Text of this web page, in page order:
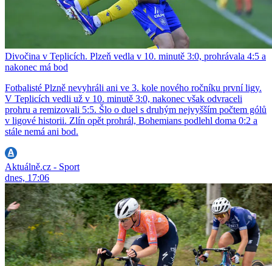
Divočina v Teplicích. Plzeň vedla v 10. minutě 3:0, prohrávala 4:5 a
nakonec má bod
Fotbalisté Plzně nevyhráli ani ve 3. kole nového ročníku první ligy.
V Teplicích vedli už v 10. minutě 3:0, nakonec však odvraceli
prohru a remizovali 5:5. Šlo o duel s druhým nejvyšším počtem gólů
v ligové historii. Zlín opět prohrál, Bohemians podlehl doma 0:2 a
stále nemá ani bod.
Aktuálně.cz - Sport
dnes, 17:06